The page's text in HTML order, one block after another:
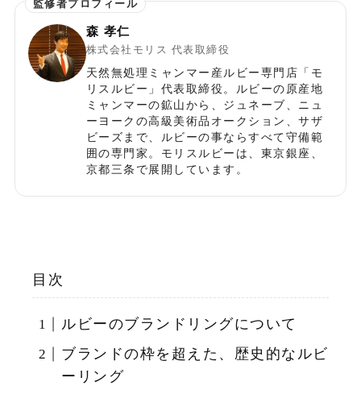
森 孝仁
株式会社モリス 代表取締役
天然無処理ミャンマー産ルビー専門店「モ
リスルビー」代表取締役。ルビーの原産地
ミャンマーの鉱山から、ジュネーブ、ニュ
ーヨークの高級美術品オークション、サザ
ビーズまで、ルビーの事ならすべて守備範
囲の専門家。モリスルビーは、東京銀座、
京都三条で展開しています。
目次
ルビーのブランドリングについて
ブランドの枠を超えた、歴史的なルビ
ーリング